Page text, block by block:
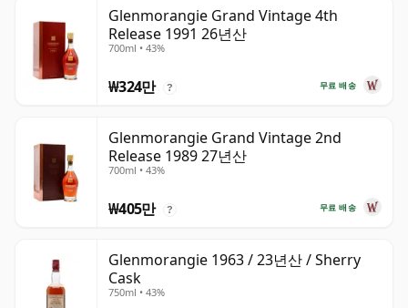
Glenmorangie Grand Vintage 4th
Release 1991 26년산
700ml • 43%
무료 배송
₩324만 ?
Glenmorangie Grand Vintage 2nd
Release 1989 27년산
700ml • 43%
무료 배송
₩405만 ?
Glenmorangie 1963 / 23년산 / Sherry
Cask
750ml • 43%